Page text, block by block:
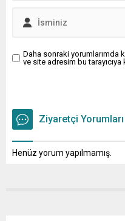
Daha sonraki yorumlarımda
ve site adresim bu
Ziyaretçi
Henüz yorum yapılmamış.